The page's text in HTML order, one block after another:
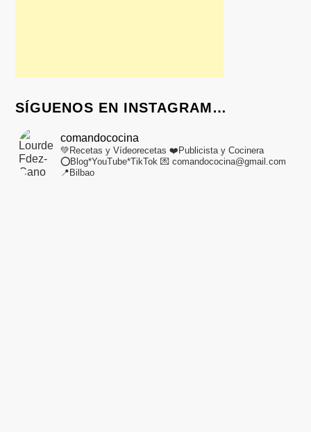
SÍGUENOS EN INSTAGRAM…
comandococina
💚Recetas y Vídeorecetas ❤️Publicista y Cocinera
⭕Blog*YouTube*TikTok 💌 comandococina@gmail.com
📍Bilbao